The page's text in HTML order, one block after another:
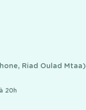
Riad Oulad Mtaa)
20h